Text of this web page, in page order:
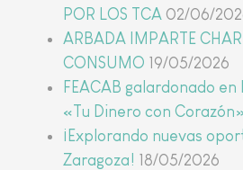
POR LOS TCA 02/06/
ARBADA IMPARTE
CONSUMO 19/05/2026
FEACAB galardonado
«Tu Dinero con
¡Explorando nuevas
Zaragoza! 18/05/2026